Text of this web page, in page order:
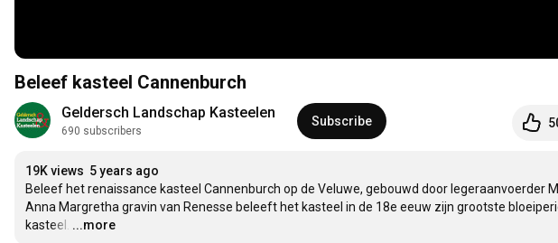
Beleef kasteel Cannenburch
Geldersch Landschap Kasteelen
690 subscribers
Subscribe
19K views 5 years ago
Beleef het renaissance kasteel Cannenburch op de Veluwe, gebouwd door legeraanvoerder
Anna Margretha gravin van Renesse beleeft het kasteel in de 18e eeuw zijn grootste
kasteel.
…
...more